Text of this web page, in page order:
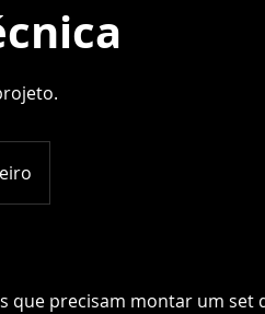
que precisam montar um set